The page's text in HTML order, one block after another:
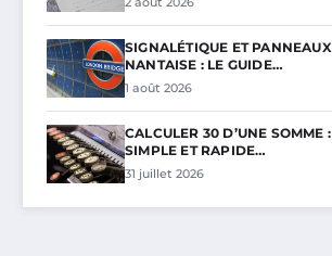
SIGNALÉTIQUE ET
NANTAISE : LE GUIDE…
1 août 2026
CALCULER 30 D’UNE SOMME
SIMPLE ET RAPIDE…
31 juillet 2026